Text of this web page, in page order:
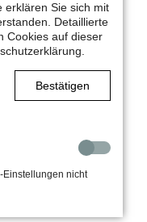
erklären Sie sich mit
Detaillierte
Cookies auf dieser
Bestätigen
Einstellungen nicht